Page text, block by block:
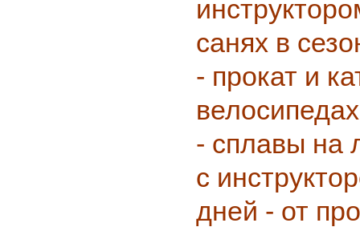
санях в
- прокат и
велосипедах
- сплавы на
с
дней - от